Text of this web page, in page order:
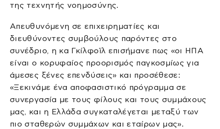
της τεχνητής νοημοσύνης.
Απευθυνόμενη σε επιχειρηματίες και
διευθύνοντες συμβούλους παρόντες στο
συνέδριο, η κα Γκίλφοϊλ επισήμανε πως «οι ΗΠΑ
είναι ο κορυφαίος προορισμός παγκοσμίως για
άμεσες ξένες επενδύσεις» και προσέθεσε:
«Ξεκινάμε ένα αποφασιστικό πρόγραμμα σε
συνεργασία με τους φίλους και τους συμμάχους
μας, και η Ελλάδα συγκαταλέγεται μεταξύ των
πιο σταθερών συμμάχων και εταίρων μας».